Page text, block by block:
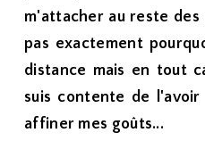
m'attacher au reste des
pas exactement
distance mais en tout
suis contente de
affiner mes goûts...